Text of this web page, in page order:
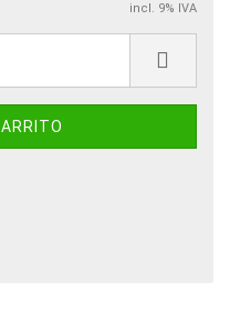
incl. 9% IVA